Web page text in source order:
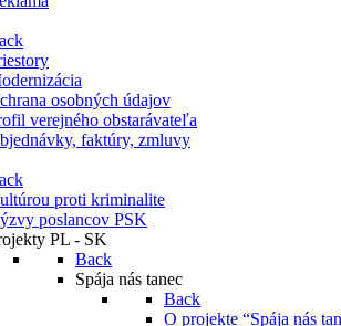
osobných údajov
verejného obstarávateľa
faktúry, zmluvy
proti kriminalite
poslancov PSK
PL - SK
Back
Spája nás tanec
Back
O projekte “Spája nás